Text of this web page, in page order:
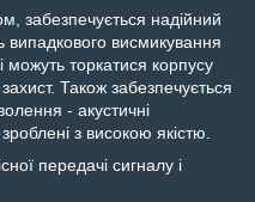
забезпечується надійний
випадкового висмикування
торкатися корпусу
Також забезпечується
- акустичні
з високою якістю.
передачі сигналу і